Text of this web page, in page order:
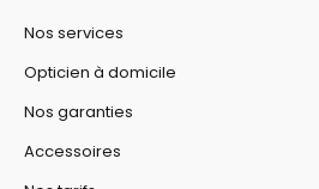
Nos services
Opticien à domicile
Nos garanties
Accessoires